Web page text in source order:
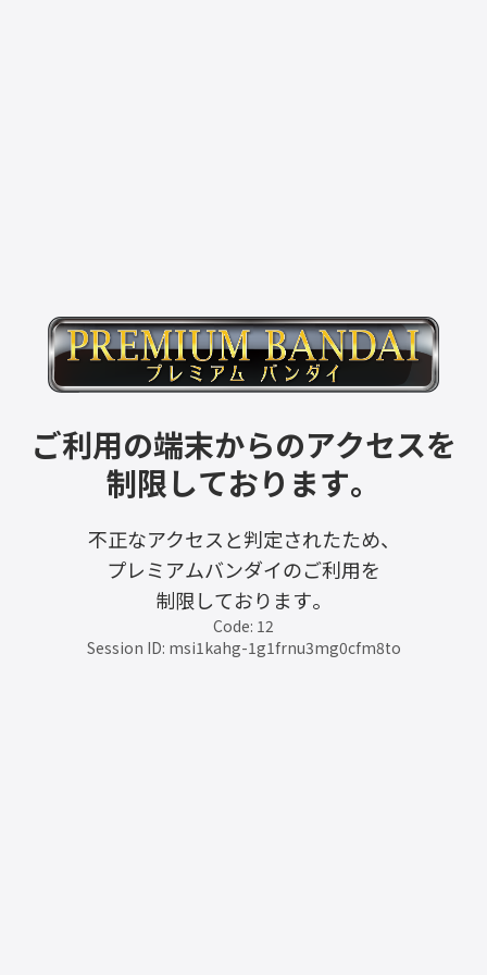
ご利用の端末からのアクセスを
制限しております。
不正なアクセスと判定されたため、
プレミアムバンダイのご利用を
制限しております。
Code: 12
Session ID: msi1kahg-1g1frnu3mg0cfm8to